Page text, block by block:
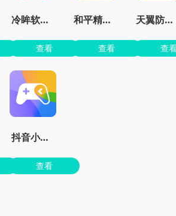
冷眸软件库
查看
和平精英准星大师免费版
查看
天翼防骚扰增强版
查
抖音小游戏
查看